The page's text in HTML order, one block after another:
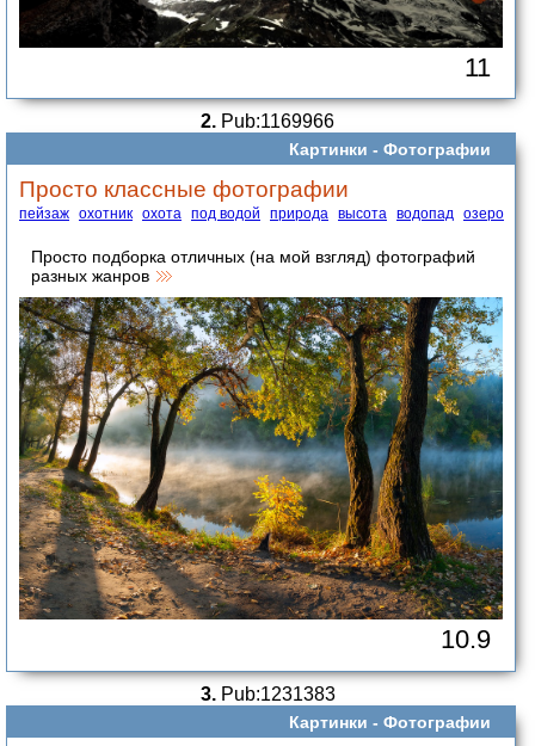
11
2. Pub:1169966
Картинки - Фотографии
Просто классные фотографии
пейзаж охотник охота под водой природа высота водопад озеро
Просто подборка отличных (на мой взгляд) фотографий
разных жанров
10.9
3.Pub:1231383
Картинки - Фотографии